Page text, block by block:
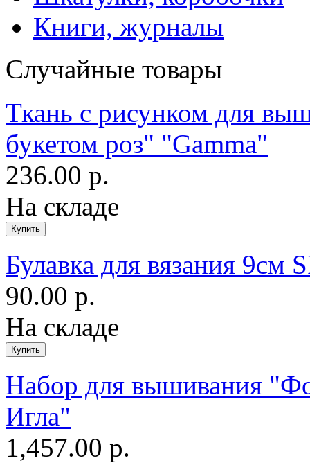
Книги, журналы
Случайные товары
Ткань с рисунком для
букетом роз" "Gamma"
236.00 р.
На складе
Булавка для вязания 9см
90.00 р.
На складе
Набор для вышивания
Игла"
1,457.00 р.